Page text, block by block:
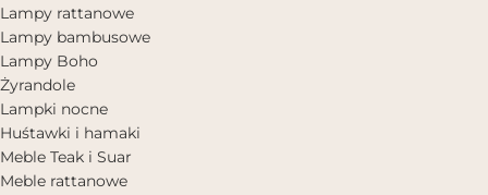
Lampy rattanowe
Lampy bambusowe
Lampy Boho
Żyrandole
Lampki nocne
Huśtawki i hamaki
Meble Teak i Suar
Meble rattanowe